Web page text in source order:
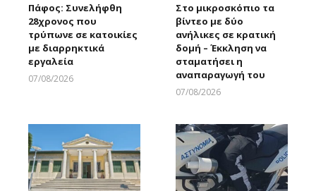
Πάφος: Συνελήφθη
28χρονος που
τρύπωνε σε κατοικίες
με διαρρηκτικά
εργαλεία
07/08/2026
Στο μικροσκόπιο τα
βίντεο με δύο
ανήλικες σε κρατική
δομή – Έκκληση να
σταματήσει η
αναπαραγωγή του
07/08/2026